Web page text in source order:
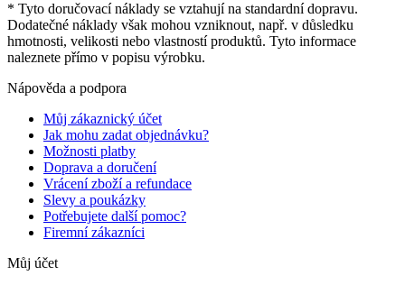
* Tyto doručovací náklady se vztahují na standardní dopravu.
Dodatečné náklady však mohou vzniknout, např. v důsledku
hmotnosti, velikosti nebo vlastností produktů. Tyto informace
naleznete přímo v popisu výrobku.
Nápověda a podpora
Můj zákaznický účet
Jak mohu zadat objednávku?
Možnosti platby
Doprava a doručení
Vrácení zboží a refundace
Slevy a poukázky
Potřebujete další pomoc?
Firemní zákazníci
Můj účet